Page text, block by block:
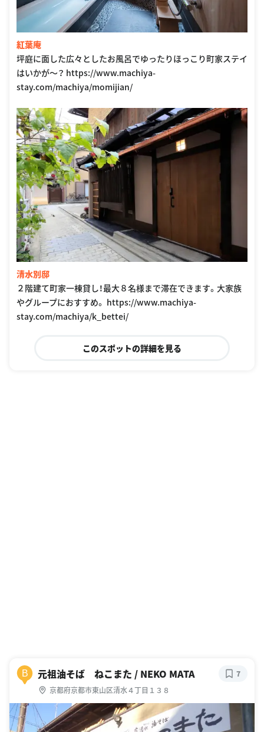
紅葉庵
坪庭に面した広々としたお風呂でゆったりほっこり町家ステイ
はいかが〜？ https://www.machiya-
stay.com/machiya/momijian/
清水別邸
２階建て町家一棟貸し！最大８名様まで滞在できます。大家族
やグループにおすすめ。 https://www.machiya-
stay.com/machiya/k_bettei/
このスポットの詳細を見る
B 元祖油そば ねこまた / NEKO MATA
京都府京都市東山区清水４丁目１３８
7